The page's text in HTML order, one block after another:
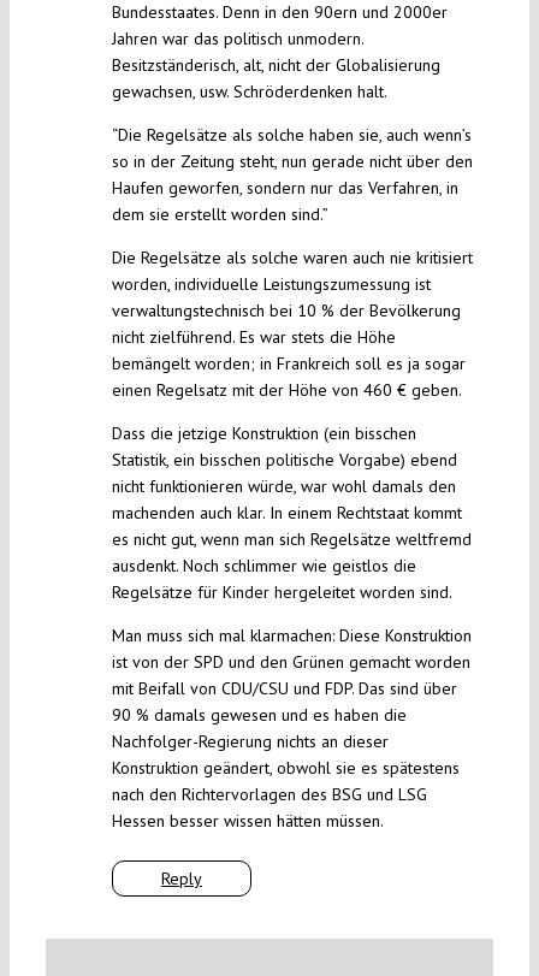
Reply
Bundesstaates. Denn in den 90ern und 2000er
Jahren war das politisch unmodern.
Besitzständerisch, alt, nicht der Globalisierung
gewachsen, usw. Schröderdenken halt.
“Die Regelsätze als solche haben sie, auch wenn’s
so in der Zeitung steht, nun gerade nicht über den
Haufen geworfen, sondern nur das Verfahren, in
dem sie erstellt worden sind.”
Die Regelsätze als solche waren auch nie kritisiert
worden, individuelle Leistungszumessung ist
verwaltungstechnisch bei 10 % der Bevölkerung
nicht zielführend. Es war stets die Höhe
bemängelt worden; in Frankreich soll es ja sogar
einen Regelsatz mit der Höhe von 460 € geben.
Dass die jetzige Konstruktion (ein bisschen
Statistik, ein bisschen politische Vorgabe) ebend
nicht funktionieren würde, war wohl damals den
machenden auch klar. In einem Rechtstaat kommt
es nicht gut, wenn man sich Regelsätze weltfremd
ausdenkt. Noch schlimmer wie geistlos die
Regelsätze für Kinder hergeleitet worden sind.
Man muss sich mal klarmachen: Diese Konstruktion
ist von der SPD und den Grünen gemacht worden
mit Beifall von CDU/CSU und FDP. Das sind über
90 % damals gewesen und es haben die
Nachfolger-Regierung nichts an dieser
Konstruktion geändert, obwohl sie es spätestens
nach den Richtervorlagen des BSG und LSG
Hessen besser wissen hätten müssen.